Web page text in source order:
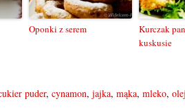
Oponki z serem
Kurczak
kuskusie
puder, cynamon, jajka, mąka, mleko, olej